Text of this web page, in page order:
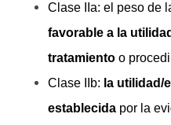
Clase IIa: el peso de
favorable a la
tratamiento o
Clase IIb: la utilidad/
establecida por la